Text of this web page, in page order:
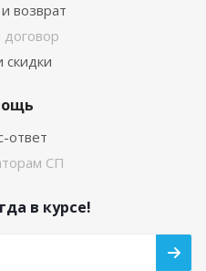
возврат
скидки
ответ
СП
в курсе!